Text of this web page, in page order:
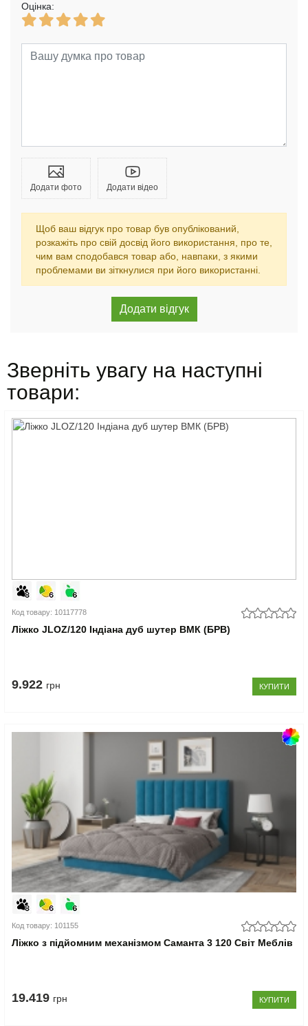
Оцінка:
Додати фото Додати відео
Щоб ваш відгук про товар був опублікований,
розкажіть про свій досвід його використання, про те,
чим вам сподобався товар або, навпаки, з якими
проблемами ви зіткнулися при його використанні.
Зверніть увагу на наступні
товари:
Код товару: 10117778
Ліжко JLOZ/120 Індіана дуб шутер ВМК (БРВ)
9.922 грн КУПИТИ
Код товару: 101155
Ліжко з підйомним механізмом Саманта 3 120 Світ Меблів
19.419 грн КУПИТИ